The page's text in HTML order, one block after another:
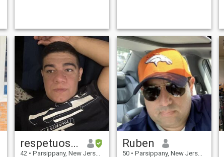
respetuoso y compresivo
42 • Parsippany, New Jersey, Estados Unidos
Ruben
50 • Parsippany, New Jersey, Estados Unidos